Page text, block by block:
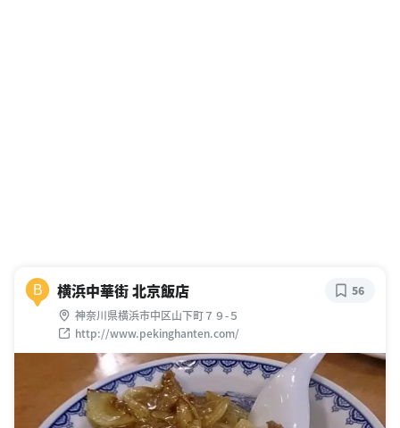
B 横浜中華街 北京飯店
神奈川県横浜市中区山下町７９-５
http://www.pekinghanten.com/
56